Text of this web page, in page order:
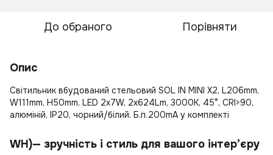
До обраного Порівняти
Опис
Світильник вбудований стельовий SOL IN MINI X2, L206mm,
W111mm, H50mm, LED 2x7W, 2x624Lm, 3000K, 45°, CRI>90,
алюміній, IP20, чорний/білий. Б.п.200mA у комплекті
WH)— зручність і стиль для вашого інтер’єру